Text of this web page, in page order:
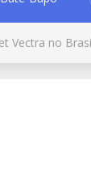
Vectra no